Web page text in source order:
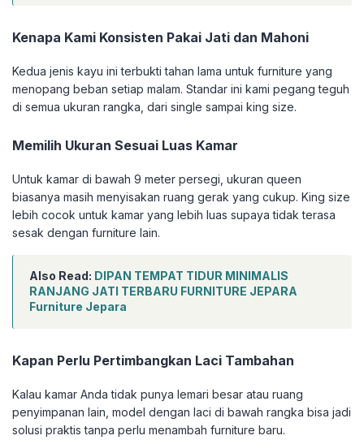
Kenapa Kami Konsisten Pakai Jati dan Mahoni
Kedua jenis kayu ini terbukti tahan lama untuk furniture yang
menopang beban setiap malam. Standar ini kami pegang teguh
di semua ukuran rangka, dari single sampai king size.
Memilih Ukuran Sesuai Luas Kamar
Untuk kamar di bawah 9 meter persegi, ukuran queen
biasanya masih menyisakan ruang gerak yang cukup. King size
lebih cocok untuk kamar yang lebih luas supaya tidak terasa
sesak dengan furniture lain.
Also Read: DIPAN TEMPAT TIDUR MINIMALIS
RANJANG JATI TERBARU FURNITURE JEPARA
Furniture Jepara
Kapan Perlu Pertimbangkan Laci Tambahan
Kalau kamar Anda tidak punya lemari besar atau ruang
penyimpanan lain, model dengan laci di bawah rangka bisa jadi
solusi praktis tanpa perlu menambah furniture baru.